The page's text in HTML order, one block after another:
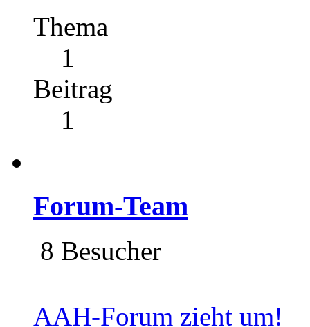
Thema
1
Beitrag
1
Forum-Team
8 Besucher
AAH-Forum zieht um!